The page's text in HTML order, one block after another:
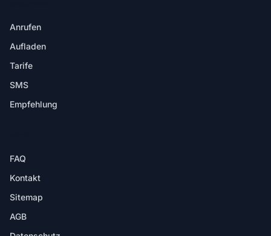
Anrufen
Aufladen
Tarife
SMS
Empfehlung
FAQ
Kontakt
Sitemap
AGB